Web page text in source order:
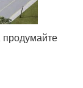
продумайте